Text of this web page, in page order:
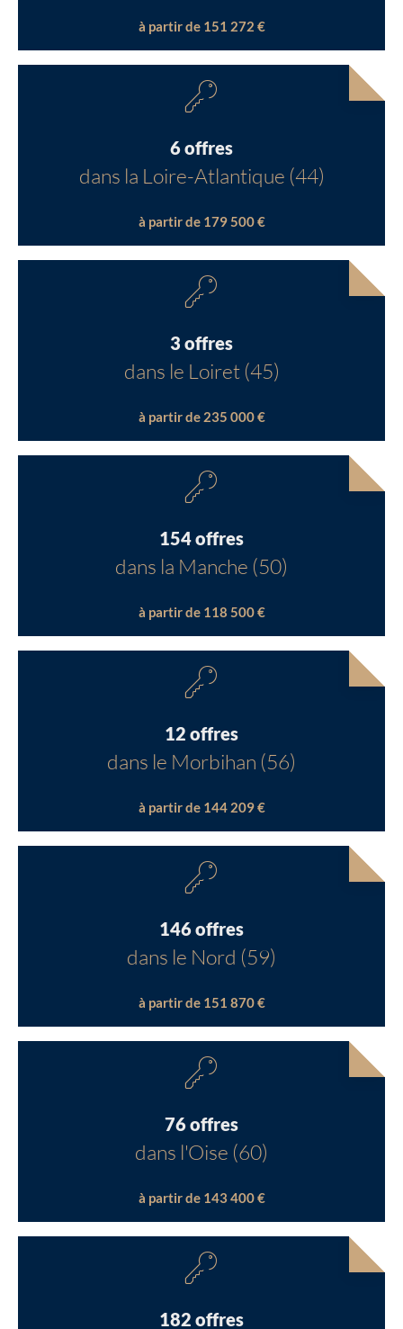
à partir de 151 272 €
6 offres
dans la Loire-Atlantique (44)
à partir de 179 500 €
3 offres
dans le Loiret (45)
à partir de 235 000 €
154 offres
dans la Manche (50)
à partir de 118 500 €
12 offres
dans le Morbihan (56)
à partir de 144 209 €
146 offres
dans le Nord (59)
à partir de 151 870 €
76 offres
dans l'Oise (60)
à partir de 143 400 €
182 offres